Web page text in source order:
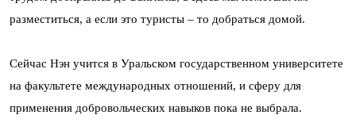
разместиться, а если это туристы – то добраться домой.
Сейчас Нэн учится в Уральском государственном университете
на факультете международных отношений, и сферу для
применения добровольческих навыков пока не выбрала.